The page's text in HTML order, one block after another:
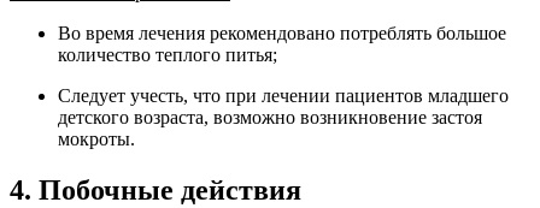
Во время лечения рекомендовано потреблять большое
количество теплого питья;
Следует учесть, что при лечении пациентов младшего
детского возраста, возможно возникновение застоя
мокроты.
4. Побочные действия